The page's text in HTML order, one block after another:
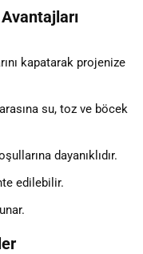
kapatarak projenize
su, toz ve böcek
dayanıklıdır.
edilebilir.